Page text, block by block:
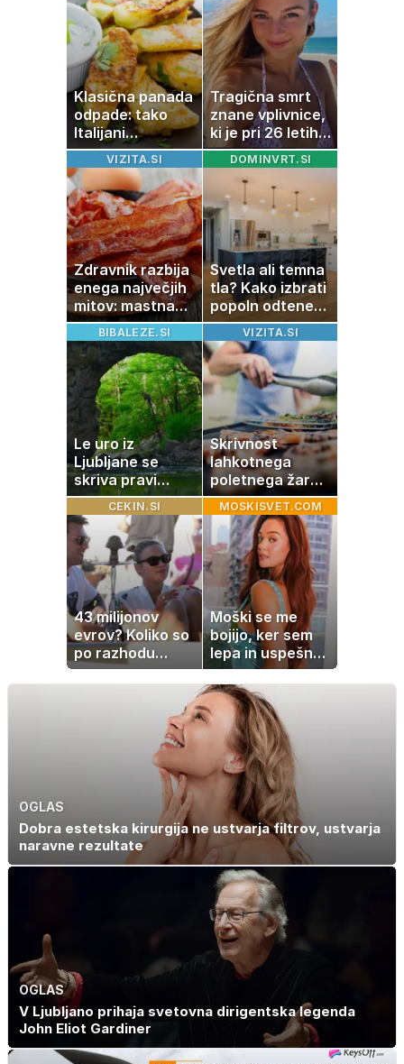
Klasična panada
odpade: tako
Italijani
pripravijo
slastne ocvrte
bučke
Tragična smrt
znane vplivnice,
ki je pri 26 letih
izgubila boj z
boleznijo
VIZITA.SI
Zdravnik razbija
enega največjih
mitov: mastna
jetra ne
nastanejo zaradi
slanine, temveč
zaradi živila, ki
ga imamo vsi
radi
DOMINVRT.SI
Svetla ali temna
tla? Kako izbrati
popoln odtenek
za vaš dom
BIBALEZE.SI
Le uro iz
Ljubljane se
skriva pravi
naravni čudež:
izlet, ki bo
navdušil otroke
VIZITA.SI
Skrivnost
lahkotnega
poletnega žara,
po katerem ne
boste
potrebovali
popoldanskega
spanca
CEKIN.SI
43 milijonov
evrov? Koliko so
po razhodu
zahtevale ali
prejele
MOSKISVET.COM
Moški se me
bojijo, ker sem
lepa in uspešna:
Misica razkrila,
zakaj je še
vedno samska
OGLAS
Dobra estetska kirurgija ne ustvarja filtrov, ustvarja
naravne rezultate
OGLAS
V Ljubljano prihaja svetovna dirigentska legenda
John Eliot Gardiner